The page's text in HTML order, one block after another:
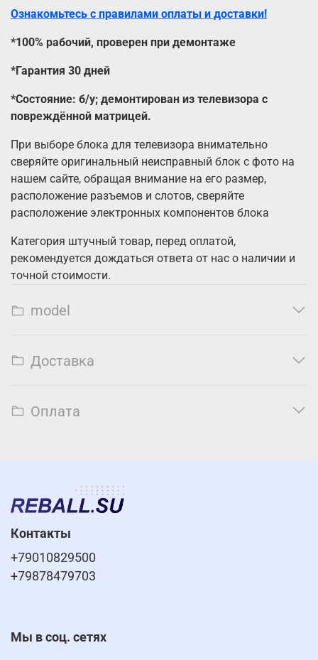
Ознакомьтесь с правилами оплаты и доставки!
*100% рабочий, проверен при демонтаже
*Гарантия 30 дней
*Состояние: б/у; демонтирован из телевизора с
повреждённой матрицей.
При выборе блока для телевизора внимательно
сверяйте оригинальный неисправный блок с фото на
нашем сайте, обращая внимание на его размер,
расположение разъемов и слотов, сверяйте
расположение электронных компонентов блока
Категория штучный товар, перед оплатой,
рекомендуется дождаться ответа от нас о наличии и
точной стоимости.
model
Доставка
Оплата
Контакты
+79010829500
+79878479703
Мы в соц. сетях